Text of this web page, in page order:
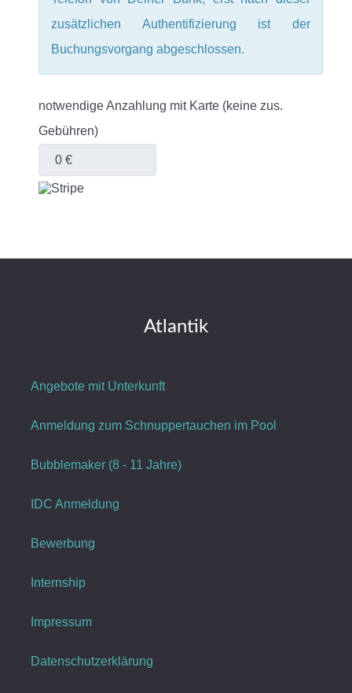
zusätzlichen Authentifizierung ist der
Buchungsvorgang abgeschlossen.
notwendige Anzahlung mit Karte (keine zus.
Gebühren)
Atlantik
Angebote mit Unterkunft
Anmeldung zum Schnuppertauchen im Pool
Bubblemaker (8 - 11 Jahre)
IDC Anmeldung
Bewerbung
Internship
Impressum
Datenschutzerklärung